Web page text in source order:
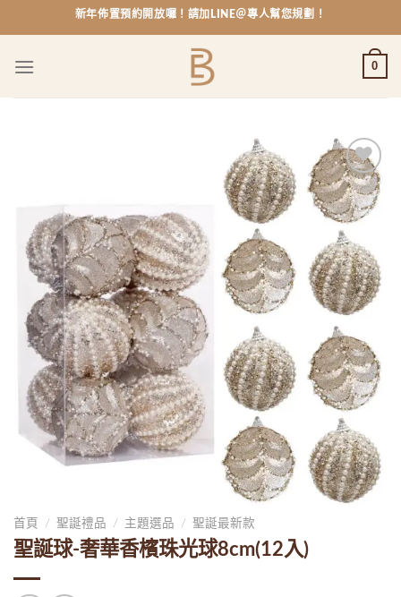
to
新年佈置預約開放囉！請加LINE＠專人幫您規劃！
0
Add to
wishlist
首頁 / 聖誕禮品 / 主題選品 / 聖誕最新款
聖誕球-奢華香檳珠光球8cm(12入)